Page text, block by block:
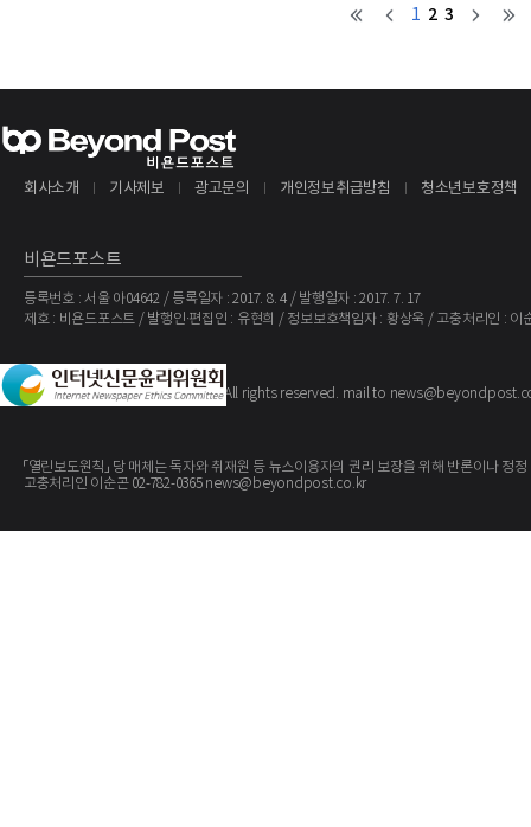
달러로, 이전 분기의 310만 달러 및 작년 같은 분기의 500만 달러와 비교된다
실 0.07달러 및 작년 같은 분기의 순손실 210만 달러, 주당 손실 0.88달러와 비
10만 달러 사이가 될 것으로 예상하고 있다.CEO 론 글리버리는 "2분
1 2 3
회사소개 기사제보 광고문의 개인정보취급방침 청소년보호정책
비욘드포스트
등록번호 : 서울 아04642 / 등록일자 : 2017. 8. 4 / 발행일자 : 2017. 7. 17
제호 : 비욘드포스트 / 발행인·편집인 : 유현희 / 정보보호책임자 : 황상욱 / 고충처리인 : 이
Copyright ©The BeyondPost. All rights reserved. mail to
「열린보도원칙」 당 매체는 독자와 취재원 등 뉴스이용자의 권리 보장을 위해 반론이나
고충처리인 이순곤 02-782-0365 news@beyondpost.co.kr